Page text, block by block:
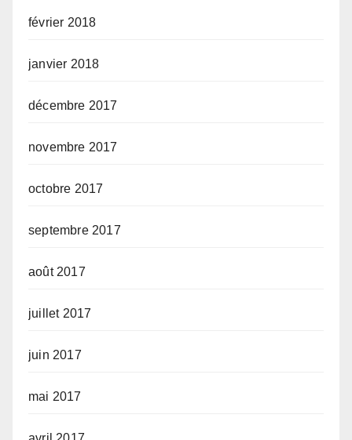
février 2018
janvier 2018
décembre 2017
novembre 2017
octobre 2017
septembre 2017
août 2017
juillet 2017
juin 2017
mai 2017